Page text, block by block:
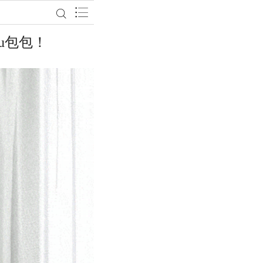
包！